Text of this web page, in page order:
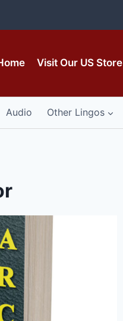
Visit Our US Store
Audio Other Lingos